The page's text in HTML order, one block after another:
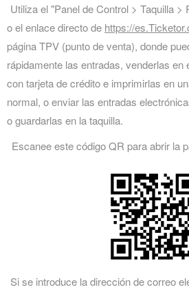
Utiliza el "Panel de Control > Taquilla >
o el enlace directo de https://
página TPV (punto de venta), donde
rápidamente las entradas, venderlas en
con tarjeta de crédito e imprimirlas en
normal, o enviar las entradas
o guardarlas en la taquilla.
Escanee este código QR para abrir la
Si se introduce la dirección de correo